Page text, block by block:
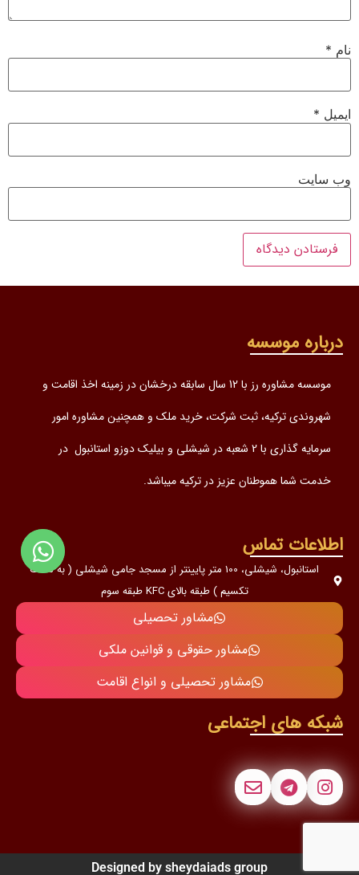
نام *
ایمیل *
وب‌ سایت
درباره موسسه
موسسه مشاوره رز با 12 سال سابقه درخشان در زمینه اخذ اقامت و
شهروندی ترکیه، ثبت شرکت، خرید ملک و همچنین مشاوره امور
سرمایه گذاری با 2 شعبه در شیشلی و بیلیک دوزو استانبول در
خدمت شما هموطنان عزیز در ترکیه میباشد.
اطلاعات تماس
استانبول، شیشلی، 100 متر پایینتر از مسجد جامی شیشلی ( به سمت
تکسیم ) طبقه بالای KFC طبقه سوم
مشاور تحصیلی
مشاور حقوقی و قوانین ملکی
مشاور تحصیلی و انواع اقامت
شبکه های اجتماعی
Designed by sheydaiads group